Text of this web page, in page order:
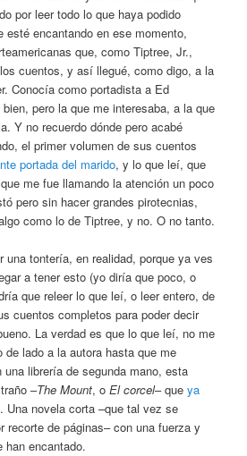
por leer todo lo que haya podido
esté encantando en ese momento,
que, como Tiptree, Jr.,
cuentos, y así llegué, como digo, a la
Conocía como portadista a Ed
pero la que me interesaba, a la que
Y no recuerdo dónde pero acabé
el primer volumen de sus cuentos
portada del marido, y lo que leí, que
me fue llamando la atención un poco
pero sin hacer grandes pirotecnias,
como lo de Tiptree, y no. O no tanto.
una tontería, en realidad, porque ya ves
a tener esto (yo diría que poco, o
que releer lo que leí, o leer entero, de
cuentos completos para poder decir
La verdad es que lo que leí, no me
lado a la autora hasta que me
librería de segunda mano, esta
–The Mount, oEl corcel– queya
. Una novela corta –que tal vez se
recorte de páginas– con una fuerza y
han encantado.